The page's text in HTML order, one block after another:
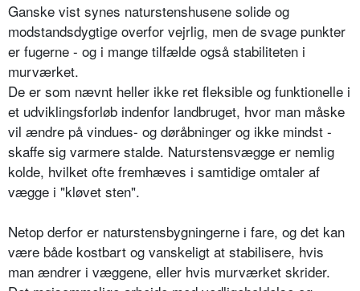
Ganske vist synes naturstenshusene solide og
modstandsdygtige overfor vejrlig, men de svage punkter
er fugerne - og i mange tilfælde også stabiliteten i
murværket.
De er som nævnt heller ikke ret fleksible og funktionelle i
et udviklingsforløb indenfor landbruget, hvor man måske
vil ændre på vindues- og døråbninger og ikke mindst -
skaffe sig varmere stalde. Naturstensvægge er nemlig
kolde, hvilket ofte fremhæves i samtidige omtaler af
vægge i "kløvet sten".
Netop derfor er naturstensbygningerne i fare, og det kan
være både kostbart og vanskeligt at stabilisere, hvis
man ændrer i væggene, eller hvis murværket skrider.